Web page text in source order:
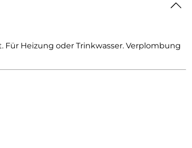
Heizung oder Trinkwasser. Verplombung